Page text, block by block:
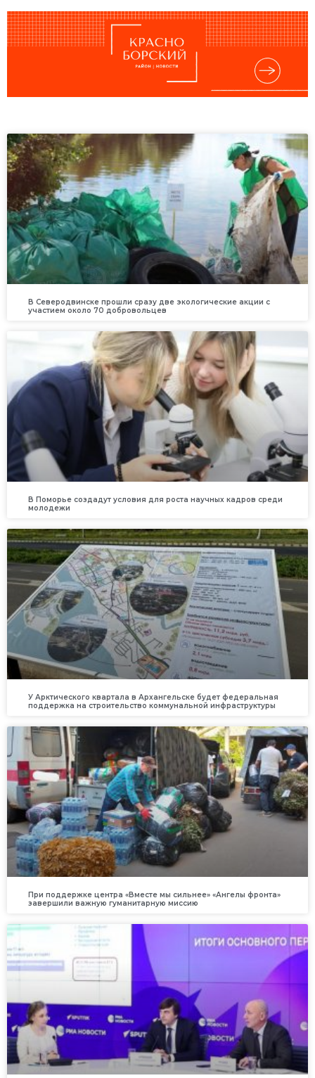
В Северодвинске прошли сразу две экологические акции с
участием около 70 добровольцев
В Поморье создадут условия для роста научных кадров среди
молодежи
У Арктического квартала в Архангельске будет федеральная
поддержка на строительство коммунальной инфраструктуры
При поддержке центра «Вместе мы сильнее» «Ангелы фронта»
завершили важную гуманитарную миссию